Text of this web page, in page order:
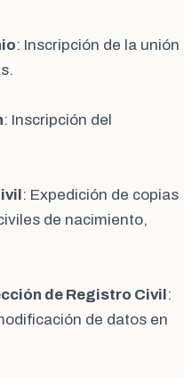
: Inscripción de la unión
: Inscripción del
: Expedición de copias
de nacimiento,
de Registro Civil :
de datos en